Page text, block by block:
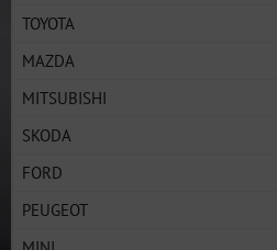
TOYOTA
MAZDA
MITSUBISHI
SKODA
FORD
PEUGEOT